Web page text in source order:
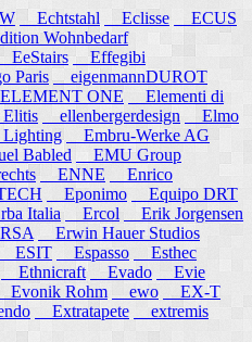
Echtstahl Eclisse
ECUS
Wohnbedarf
EeStairs
Effegibi
Paris
eigenmannDUROT
ONE
Elementi di
ellenbergerdesign
Elmo
Embru-Werke AG
Babled
EMU Group
ENNE
Enrico
Eponimo
Equipo DRT
Italia Ercol
Erik Jorgensen
Erwin Hauer Studios
ESIT Espasso
Esthec
Ethnicraft Evado
Evie
Evonik Rohm ewo
EX-T
Extratapete
extremis